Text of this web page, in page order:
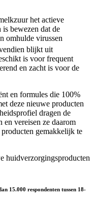
het actieve
bewezen dat de
omhulde virussen
blijkt uit
is voor frequent
en zacht is voor de
en formules die 100%
deze nieuwe producten
dragen de
en vereisen ze daarom
gemakkelijk te
huidverzorgingsproducten
15.000 respondenten tussen 18-